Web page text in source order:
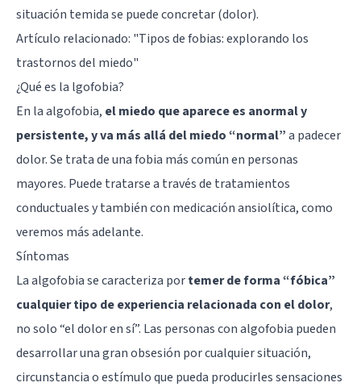
situación temida se puede concretar (dolor).
Artículo relacionado: "Tipos de fobias: explorando los
trastornos del miedo"
¿Qué es la lgofobia?
En la algofobia, el miedo que aparece es anormal y
persistente, y va más allá del miedo “normal”a padecer
dolor. Se trata de una fobia más común en personas
mayores. Puede tratarse a través de tratamientos
conductuales y también con medicación ansiolítica, como
veremos más adelante.
Síntomas
La algofobia se caracteriza portemer de forma “fóbica”
cualquier tipo de experiencia relacionada con el dolor,
no solo “el dolor en sí”. Las personas con algofobia pueden
desarrollar una gran obsesión por cualquier situación,
circunstancia o estímulo que pueda producirles sensaciones